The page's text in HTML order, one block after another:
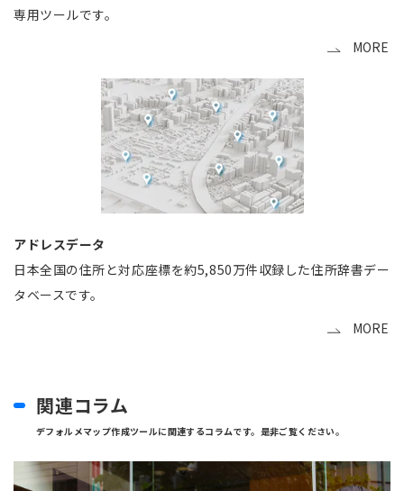
専用ツールです。
MORE
アドレスデータ
日本全国の住所と対応座標を約5,850万件収録した住所辞書デー
タベースです。
MORE
関連コラム
デフォルメマップ作成ツールに関連するコラムです。是非ご覧ください。